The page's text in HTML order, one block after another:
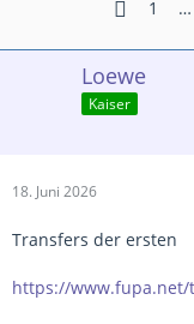
1 …
Loewe
Kaiser
18. Juni 2026
Transfers der ersten
https://www.fupa.net/